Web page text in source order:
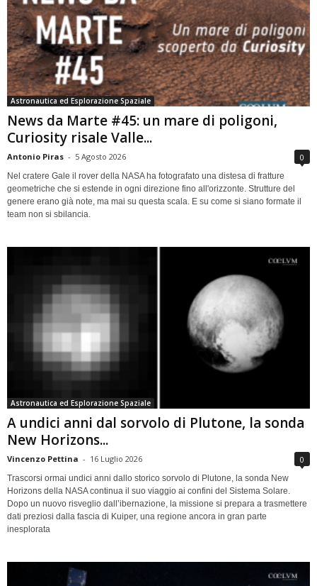
Astronautica ed Esplorazione Spaziale
News da Marte #45: un mare di poligoni,
Curiosity risale Valle...
Antonio Piras - 5 Agosto 2026 0
Nel cratere Gale il rover della NASA ha fotografato una distesa di fratture
geometriche che si estende in ogni direzione fino all'orizzonte. Strutture del
genere erano già note, ma mai su questa scala. E su come si siano formate il
team non si sbilancia.
Astronautica ed Esplorazione Spaziale
A undici anni dal sorvolo di Plutone, la sonda
New Horizons...
Vincenzo Pettina - 16 Luglio 2026 0
Trascorsi ormai undici anni dallo storico sorvolo di Plutone, la sonda New
Horizons della NASA continua il suo viaggio ai confini del Sistema Solare.
Dopo un nuovo risveglio dall’ibernazione, la missione si prepara a trasmettere
dati preziosi dalla fascia di Kuiper, una regione ancora in gran parte
inesplorata